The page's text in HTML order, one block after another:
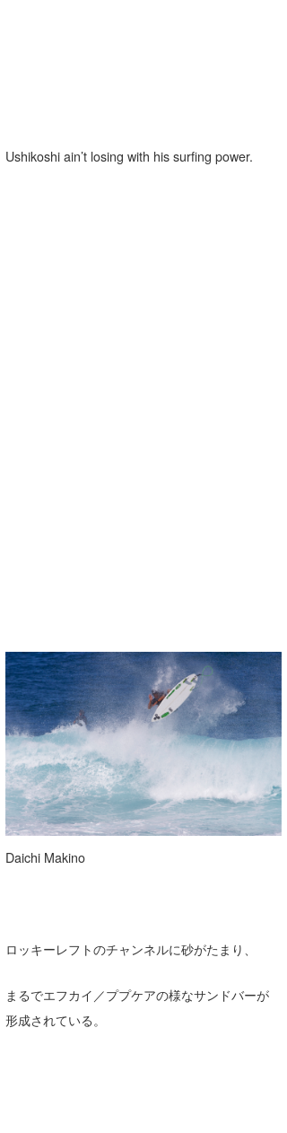
Ushikoshi ain’t losing with his surfing power.
Daichi Makino
ロッキーレフトのチャンネルに砂がたまり、
まるでエフカイ／ププケアの様なサンドバーが
形成されている。